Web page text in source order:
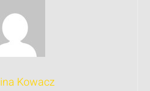
Kowacz